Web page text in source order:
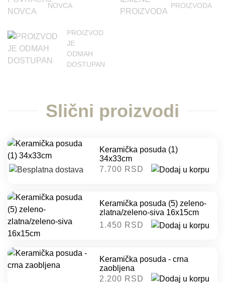
NOVCA
PROIZVODA
PROIZVOD
JE
ODMAH
DOSTUPAN
Slični proizvodi
Keramička posuda (1)
34x33cm
7.700 RSD
Keramička posuda (5) zeleno-
zlatna/zeleno-siva 16x15cm
1.450 RSD
Keramička posuda - crna
zaobljena
2.200 RSD